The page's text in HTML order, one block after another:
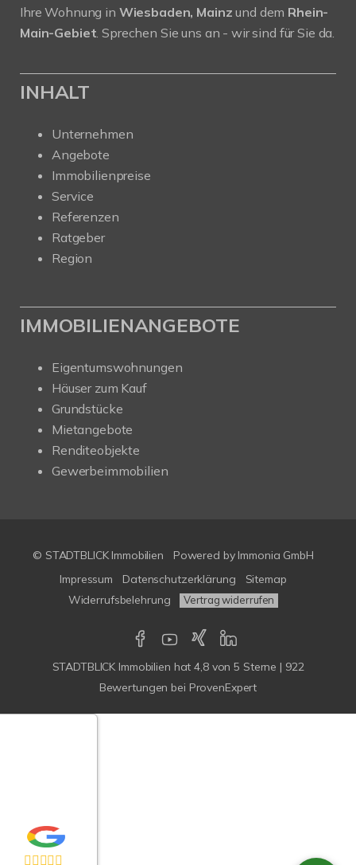
Ihre Wohnung in Wiesbaden, Mainzund dem Rhein-
Main-Gebiet. Sprechen Sie uns an - wir sind für Sie da.
INHALT
Unternehmen
Angebote
Immobilienpreise
Service
Referenzen
Ratgeber
Region
IMMOBILIENANGEBOTE
Eigentumswohnungen
Häuser zum Kauf
Grundstücke
Mietangebote
Renditeobjekte
Gewerbeimmobilien
© STADTBLICK Immobilien Powered by Immonia GmbH
Impressum
Datenschutzerklärung
Sitemap
Widerrufsbelehrung
Vertrag widerrufen
STADTBLICK Immobilien hat4,8von5 Sterne | 922
Bewertungen bei ProvenExpert